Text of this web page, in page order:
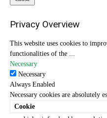
Privacy Overview
This website uses cookies to
functionalities of the ...
Necessary
Necessary
Always Enabled
Necessary cookies are absolutely
Cookie